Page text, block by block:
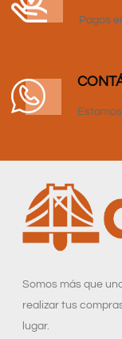
Pagos
Somos más que
realizar tus
lugar.